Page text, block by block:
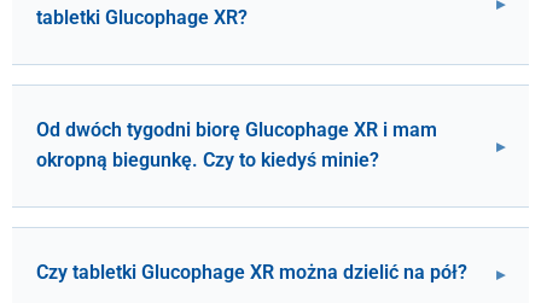
tabletki Glucophage XR?
Od dwóch tygodni biorę Glucophage XR i mam
okropną biegunkę. Czy to kiedyś minie?
Czy tabletki Glucophage XR można dzielić na pół?